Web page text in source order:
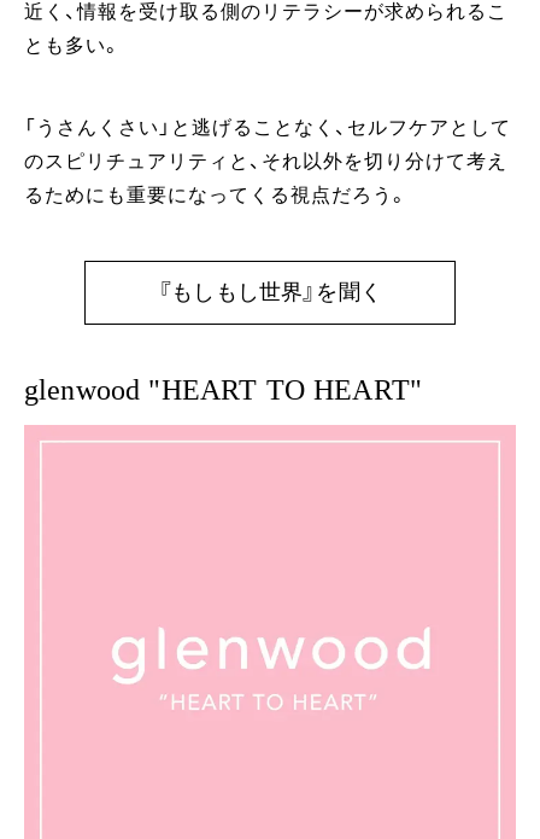
近く、情報を受け取る側のリテラシーが求められるこ
とも多い。
「うさんくさい」と逃げることなく、セルフケアとして
のスピリチュアリティと、それ以外を切り分けて考え
るためにも重要になってくる視点だろう。
『もしもし世界』を聞く
glenwood "HEART TO HEART"